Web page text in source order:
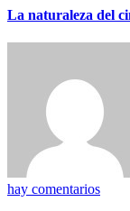
La naturaleza del
hay comentarios